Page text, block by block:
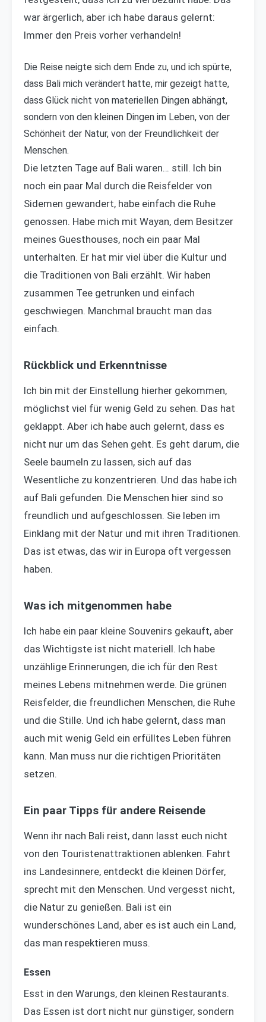
war ärgerlich, aber ich habe daraus gelernt:
Immer den Preis vorher verhandeln!
Die Reise neigte sich dem Ende zu, und ich spürte,
dass Bali mich verändert hatte, mir gezeigt hatte,
dass Glück nicht von materiellen Dingen abhängt,
sondern von den kleinen Dingen im Leben, von der
Schönheit der Natur, von der Freundlichkeit der
Menschen.
Die letzten Tage auf Bali waren… still. Ich bin
noch ein paar Mal durch die Reisfelder von
Sidemen gewandert, habe einfach die Ruhe
genossen. Habe mich mit Wayan, dem Besitzer
meines Guesthouses, noch ein paar Mal
unterhalten. Er hat mir viel über die Kultur und
die Traditionen von Bali erzählt. Wir haben
zusammen Tee getrunken und einfach
geschwiegen. Manchmal braucht man das
einfach.
Rückblick und Erkenntnisse
Ich bin mit der Einstellung hierher gekommen,
möglichst viel für wenig Geld zu sehen. Das hat
geklappt. Aber ich habe auch gelernt, dass es
nicht nur um das Sehen geht. Es geht darum, die
Seele baumeln zu lassen, sich auf das
Wesentliche zu konzentrieren. Und das habe ich
auf Bali gefunden. Die Menschen hier sind so
freundlich und aufgeschlossen. Sie leben im
Einklang mit der Natur und mit ihren Traditionen.
Das ist etwas, das wir in Europa oft vergessen
haben.
Was ich mitgenommen habe
Ich habe ein paar kleine Souvenirs gekauft, aber
das Wichtigste ist nicht materiell. Ich habe
unzählige Erinnerungen, die ich für den Rest
meines Lebens mitnehmen werde. Die grünen
Reisfelder, die freundlichen Menschen, die Ruhe
und die Stille. Und ich habe gelernt, dass man
auch mit wenig Geld ein erfülltes Leben führen
kann. Man muss nur die richtigen Prioritäten
setzen.
Ein paar Tipps für andere Reisende
Wenn ihr nach Bali reist, dann lasst euch nicht
von den Touristenattraktionen ablenken. Fahrt
ins Landesinnere, entdeckt die kleinen Dörfer,
sprecht mit den Menschen. Und vergesst nicht,
die Natur zu genießen. Bali ist ein
wunderschönes Land, aber es ist auch ein Land,
das man respektieren muss.
Essen
Esst in den Warungs, den kleinen Restaurants.
Das Essen ist dort nicht nur günstiger, sondern